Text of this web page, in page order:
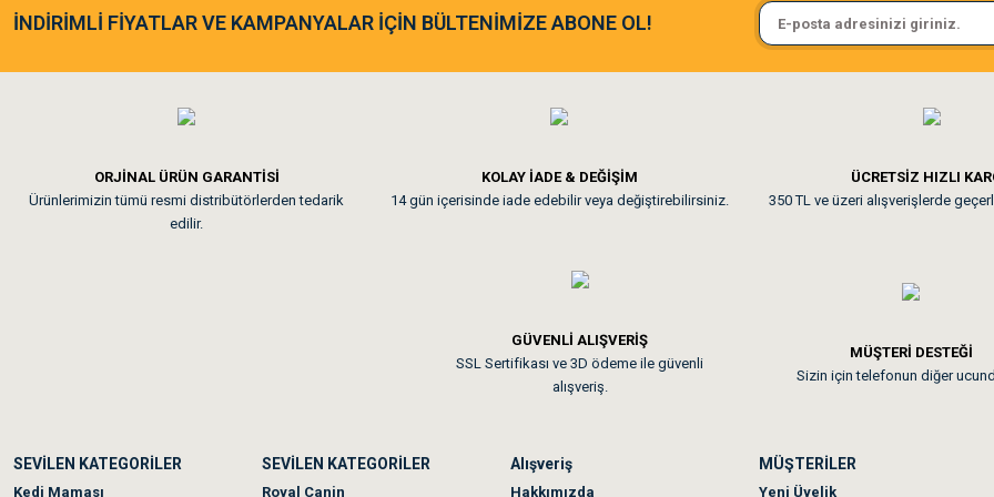
As**** Tu******
Tavşanım kafesinin kalitesine ve paketlemesine bayıldım
Sa**** On******
Pamuk için aradığım tüm
Kedilerim beğeniyorlar. Memnunuz. Uygun fiyatta olması iyi.
Akşam verdiğim sipariş bir sonraki gün elime ulaştı. Jack russell köpeğim severek yedi. Tüy
İNDİRİMLİ FİYATLAR VE KAMPANYALAR İÇİN BÜLTENİMİZE ABONE OL!
ORJİNAL ÜRÜN GARANTİSİ
Ürünlerimizin tümü resmi distribütörlerden tedarik
edilir.
KOLAY İADE & DEĞİŞİM
14 gün içerisinde iade edebilir veya değiştirebilirsiniz.
ÜCRETSİZ HIZLI
350 TL ve üzeri alışverişlerde
GÜVENLİ ALIŞVERİŞ
SSL Sertifikası ve 3D ödeme ile güvenli
alışveriş.
MÜŞTERİ DESTEĞİ
Sizin için telefonun diğer
SEVİLEN KATEGORİLER
Kedi Maması
SEVİLEN KATEGORİLER
Royal Canin
Alışveriş
Hakkımızda
MÜŞTERİLER
Yeni Üyelik